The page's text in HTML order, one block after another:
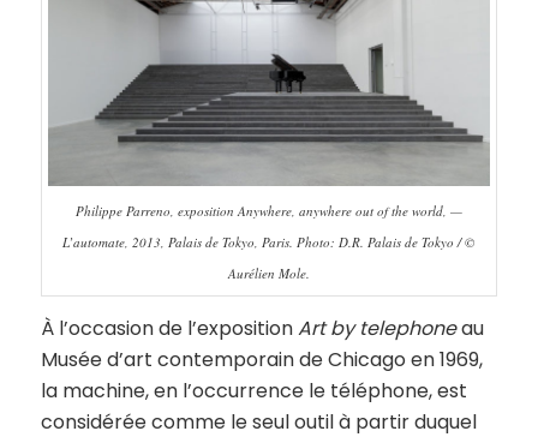
Philippe Parreno, exposition Anywhere, anywhere out of the world, —
L’automate, 2013, Palais de Tokyo, Paris. Photo: D.R. Palais de Tokyo / ©
Aurélien Mole.
À l’occasion de l’expositionArt by telephoneau
Musée d’art contemporain de Chicago en 1969,
la machine, en l’occurrence le téléphone, est
considérée comme le seul outil à partir duquel